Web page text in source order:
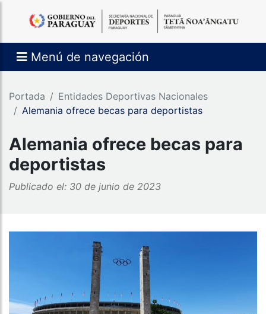
Menú de navegación
Portada
Entidades Deportivas Nacionales
Alemania ofrece becas para deportistas
Alemania ofrece becas para
deportistas
Publicado el: 30 de junio de 2023